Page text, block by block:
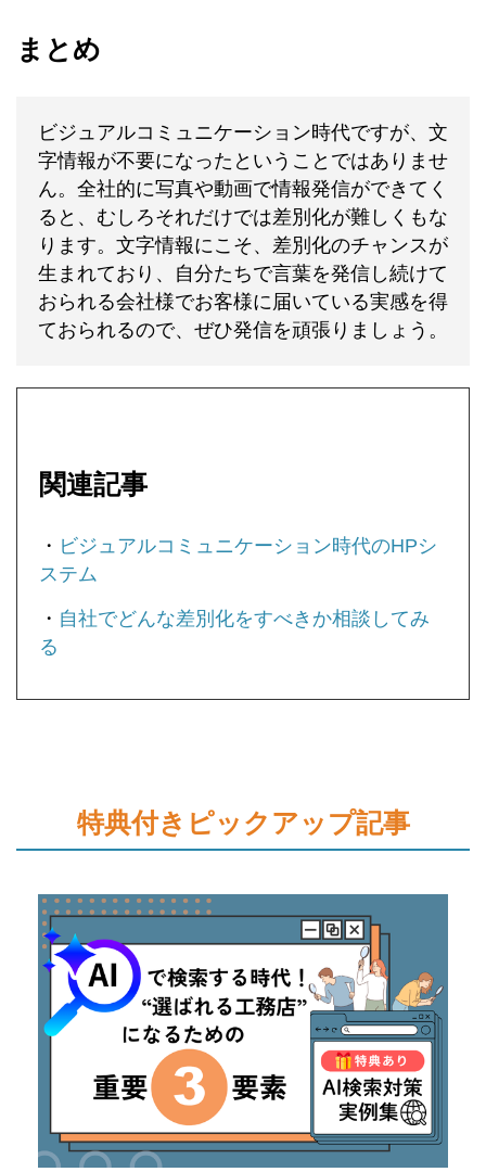
まとめ
ビジュアルコミュニケーション時代ですが、文
字情報が不要になったということではありませ
ん。全社的に写真や動画で情報発信ができてく
ると、むしろそれだけでは差別化が難しくもな
ります。文字情報にこそ、差別化のチャンスが
生まれており、自分たちで言葉を発信し続けて
おられる会社様でお客様に届いている実感を得
ておられるので、ぜひ発信を頑張りましょう。
関連記事
・ ビジュアルコミュニケーション時代のHPシ
ステム
・ 自社でどんな差別化をすべきか相談してみ
る
特典付きピックアップ記事